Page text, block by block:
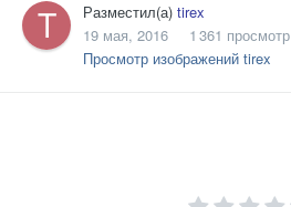
Разместил(а) tirex
19 мая, 2016
1 361 просмотр
Просмотр изображений tirex